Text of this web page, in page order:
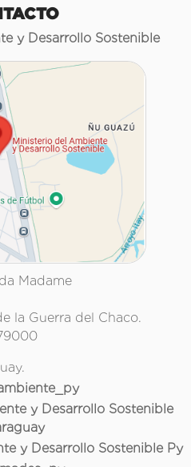
y Desarrollo Sostenible
Madame
la Guerra del Chaco.
y Desarrollo Sostenible
y Desarrollo Sostenible Py